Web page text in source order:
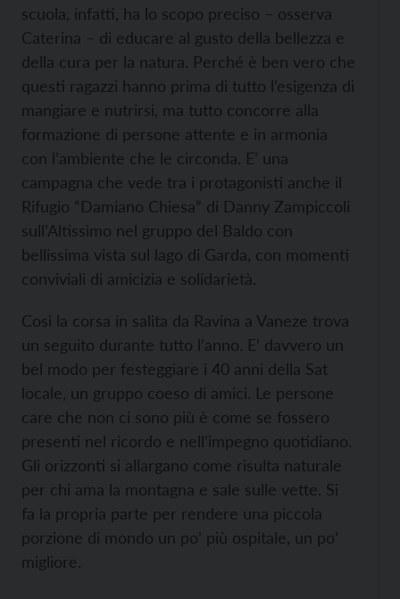
scuola, infatti, ha lo scopo preciso – osserva
Caterina – di educare al gusto della bellezza e
della cura per la natura. Perché è ben vero che
questi ragazzi hanno prima di tutto l’esigenza di
mangiare e nutrirsi, ma tutto concorre alla
formazione di persone attente e in armonia
con l’ambiente che le circonda. E’ una
campagna che vede tra i protagonisti anche il
Rifugio “Damiano Chiesa” di Danny Zampiccoli
sull’Altissimo nel gruppo del Baldo con
bellissima vista sul lago di Garda, con momenti
conviviali di amicizia e solidarietà.
Così la corsa in salita da Ravina a Vaneze trova
un seguito durante tutto l’anno. E’ davvero un
bel modo per festeggiare i 40 anni della Sat
locale, un gruppo coeso di amici. Le persone
care che non ci sono più è come se fossero
presenti nel ricordo e nell’impegno quotidiano.
Gli orizzonti si allargano come risulta naturale
per chi ama la montagna e sale sulle vette. Si
fa la propria parte per rendere una piccola
porzione di mondo un po’ più ospitale, un po’
migliore.